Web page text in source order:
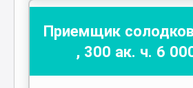
Приемщик
, 300 ак. ч. 6